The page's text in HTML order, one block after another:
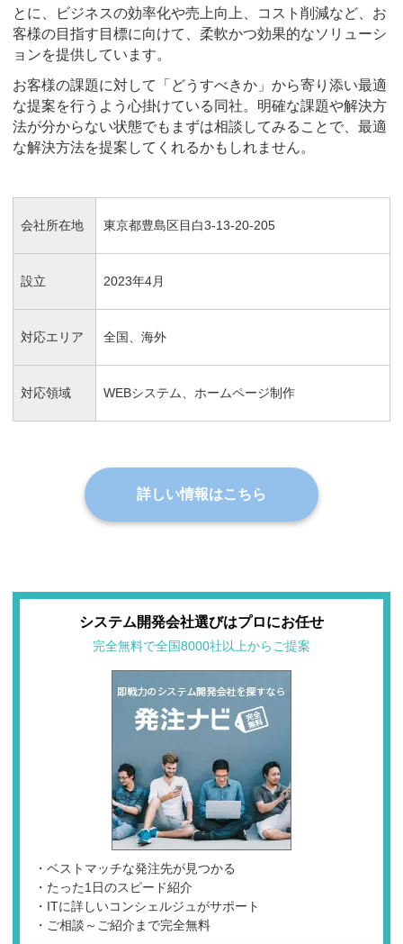
とに、ビジネスの効率化や売上向上、コスト削減など、お
客様の目指す目標に向けて、柔軟かつ効果的なソリューシ
ョンを提供しています。
お客様の課題に対して「どうすべきか」から寄り添い最適
な提案を行うよう心掛けている同社。明確な課題や解決方
法が分からない状態でもまずは相談してみることで、最適
な解決方法を提案してくれるかもしれません。
会社所在地 東京都豊島区目白3-13-20-205
設立 2023年4月
対応エリア 全国、海外
対応領域 WEBシステム、ホームページ制作
詳しい情報はこちら
システム開発会社選びはプロにお任せ
完全無料で全国8000社以上からご提案
・ベストマッチな発注先が見つかる
・たった1日のスピード紹介
・ITに詳しいコンシェルジュがサポート
・ご相談～ご紹介まで完全無料